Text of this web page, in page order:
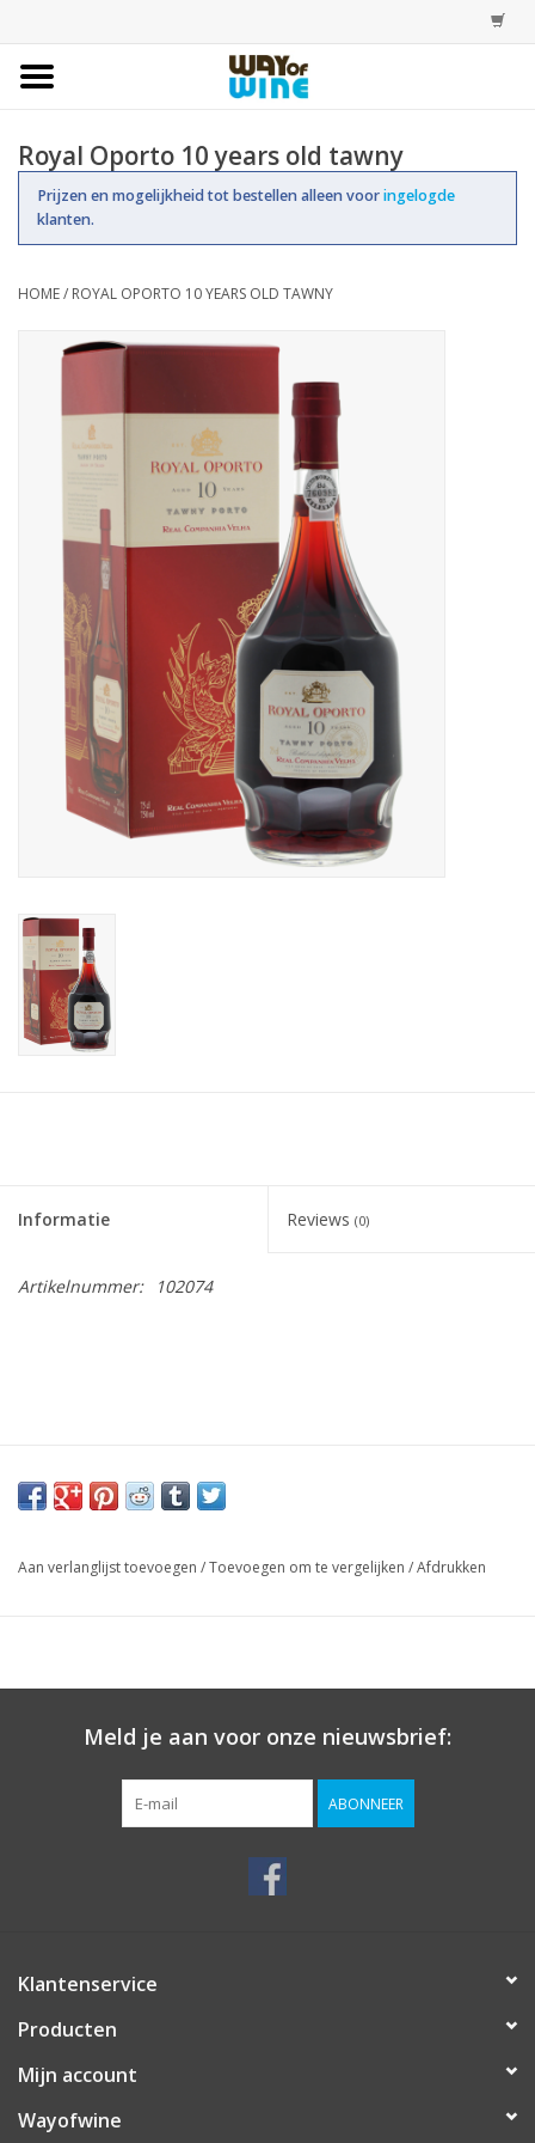
Bestellingen
Assortiment
Royal Oporto 10 years old tawny
Prijzen en mogelijkheid tot bestellen alleen vooringelogde
klanten.
HOME/ ROYAL OPORTO 10 YEARS OLD TAWNY
Informatie Reviews (0)
Artikelnummer: 102074
Aan verlanglijst toevoegen /Toevoegen om te vergelijken /Afdrukken
Meld je aan voor onze nieuwsbrief:
ABONNEER
Klantenservice
Producten
Mijn account
Wayofwine